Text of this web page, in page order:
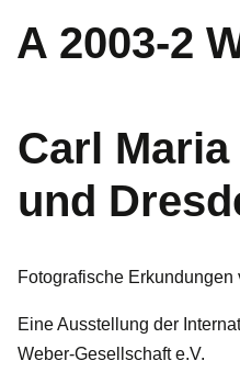
A 2003-2
Carl
und
Fotografische
Eine Ausstellung der
Weber-Gesellschaft e.V.